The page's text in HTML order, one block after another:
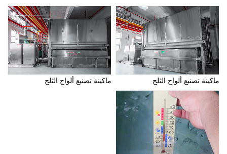
ماكينة تصنيع ألواح الثلج ماكينة تصنيع ألواح الثلج